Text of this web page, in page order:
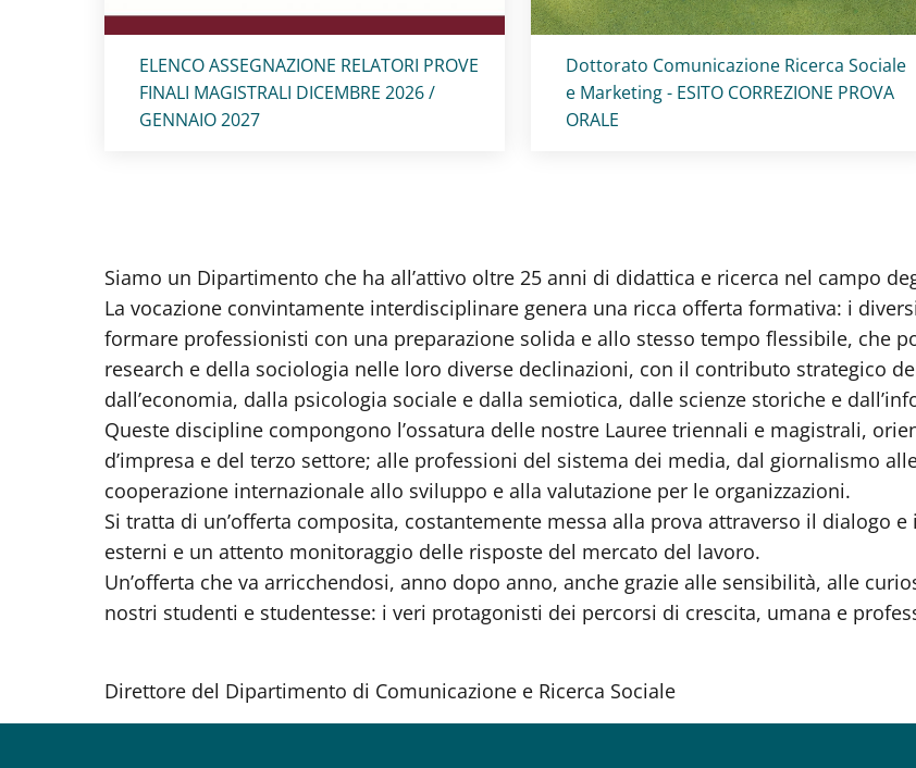
Titolo card:
ELENCO ASSEGNAZIONE RELATORI PROVE
FINALI MAGISTRALI DICEMBRE 2026 /
GENNAIO 2027
Titolo card:
Dottorato Comunicazione Ricerca Sociale
e Marketing - ESITO CORREZIONE PROVA
ORALE
Siamo un Dipartimento che ha all’attivo oltre 25 anni di didattica e ricerca nel campo
La vocazione convintamente interdisciplinare genera una ricca offerta formativa: i
formare professionisti con una preparazione solida e allo stesso tempo flessibile, che
research e della sociologia nelle loro diverse declinazioni, con il contributo strategico
dall’economia, dalla psicologia sociale e dalla semiotica, dalle scienze storiche e
Queste discipline compongono l’ossatura delle nostre Lauree triennali e magistrali,
d’impresa e del terzo settore; alle professioni del sistema dei media, dal giornalismo
cooperazione internazionale allo sviluppo e alla valutazione per le organizzazioni.
Si tratta di un’offerta composita, costantemente messa alla prova attraverso il dialogo
esterni e un attento monitoraggio delle risposte del mercato del lavoro.
Un’offerta che va arricchendosi, anno dopo anno, anche grazie alle sensibilità, alle
nostri studenti e studentesse: i veri protagonisti dei percorsi di crescita, umana e
Direttore del Dipartimento di Comunicazione e Ricerca Sociale